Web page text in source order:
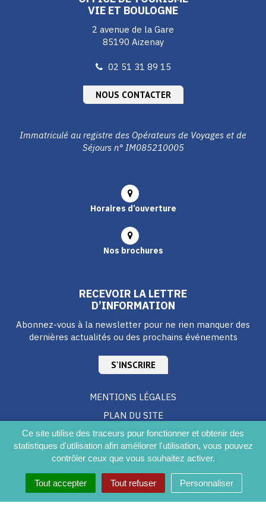
Ce site utilise des traceurs pour fonctionner et obtenir des
statistiques d'utilisation afin améliorer l'utilisation, vous pouvez
contrôler ceux que vous souhaitez activer.
Tout accepter Tout refuser Personnaliser
VIE ET BOULOGNE
2 avenue de la Gare
85190 Aizenay
02 51 31 89 15
NOUS CONTACTER
Immatriculé au registre des Opérateurs de Voyages et de
Séjours n° IM085210005
Horaires d’ouverture
Nos brochures
RECEVOIR LA LETTRE
D’INFORMATION
Abonnez-vous à la newsletter pour ne rien manquer des
dernières actualités ou des prochains événements
S'INSCRIRE
MENTIONS LÉGALES
PLAN DU SITE
CRÉDITS
ACCESSIBILITÉ DU SITE